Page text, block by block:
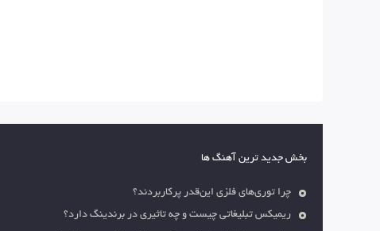
بخش جدید ترین آهنگ ها
چرا توری‌های فلزی این‌قدر پرکاربردند؟
ریمیکس تبلیغاتی چیست و چه تاثیری در برندینگ دارد؟